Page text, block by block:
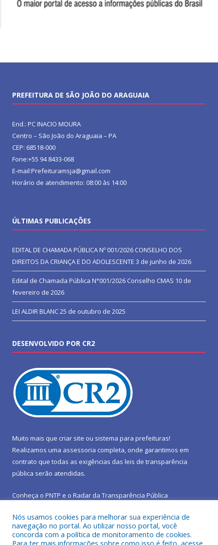
PREFEITURA DE SÃO JOÃO DO ARAGUAIA
End.: PC INACIO MOURA
Centro – São João do Araguaia – PA
CEP: 68518-000
Fone:+55 94 8433-068
E-mail:Prefeituramsja@gmail.com
Horário de atendimento: 08:00 às 14:00
ÚLTIMAS PUBLICAÇÕES
EDITAL DE CHAMADA PÚBLICA Nº 001/2026 CONSELHO DOS
DIREITOS DA CRIANÇA E DO ADOLESCENTE 3 de junho de 2026
Edital de Chamada Pública N°001/2026 Conselho CMAS 10 de
fevereiro de 2026
LEI ALDIR BLANC25 de outubro de 2025
DESENVOLVIDO POR CR2
Muito mais que criar site ou sistema para prefeituras!
Realizamos uma assessoria completa, onde garantimos em
contrato que todas as exigências das leis de transparência
pública serão atendidas.
Conheça o PNTP e o Radar da Transparência Pública
Nós usamos cookies para melhorar sua experiência de
navegação no portal. Ao utilizar nosso portal, você
concorda com a política de monitoramento de cookies.
Para ter mais informações sobre como isso é feito, acesse